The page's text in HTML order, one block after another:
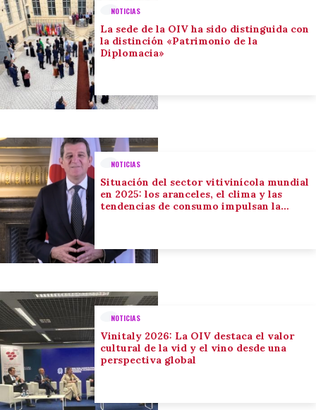
NOTICIAS
La sede de la OIV ha sido distinguida con
la distinción «Patrimonio de la
Diplomacia»
NOTICIAS
Situación del sector vitivinícola mundial
en 2025: los aranceles, el clima y las
tendencias de consumo impulsan la
NOTICIAS
Vinitaly 2026: La OIV destaca el valor
cultural de la vid y el vino desde una
perspectiva global